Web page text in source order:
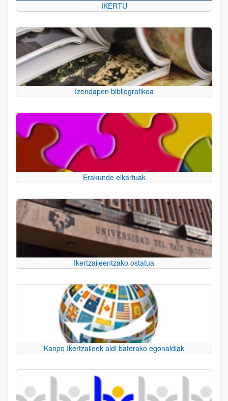
IKERTU
Izendapen bibliografikoa
Erakunde elkartuak
Ikertzaileentzako ostatua
Kanpo Ikertzaileek aldi baterako egonaldiak